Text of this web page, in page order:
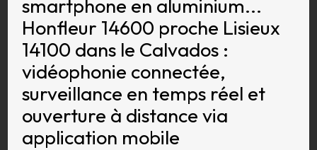
smartphone en aluminium...
Honfleur 14600 proche Lisieux
14100 dans le Calvados :
vidéophonie connectée,
surveillance en temps réel et
ouverture à distance via
application mobile